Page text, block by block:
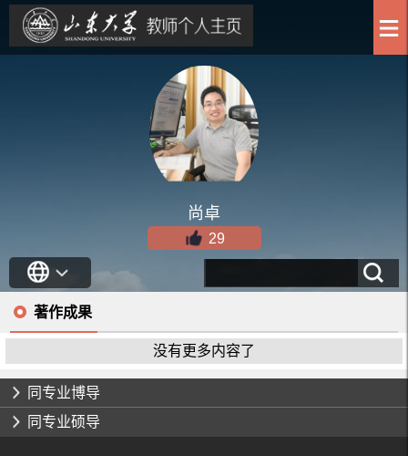
尚卓
29
著作成果
没有更多内容了
同专业博导
同专业硕导